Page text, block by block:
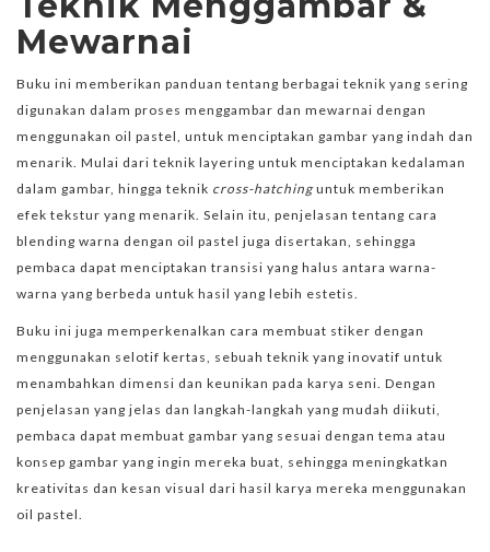
Mewarnai
Buku ini memberikan panduan tentang berbagai teknik yang sering
digunakan dalam proses menggambar dan mewarnai dengan
menggunakan oil pastel, untuk menciptakan gambar yang indah dan
menarik. Mulai dari teknik layering untuk menciptakan kedalaman
dalam gambar, hingga teknik cross-hatchinguntuk memberikan
efek tekstur yang menarik. Selain itu, penjelasan tentang cara
blending warna dengan oil pastel juga disertakan, sehingga
pembaca dapat menciptakan transisi yang halus antara warna-
warna yang berbeda untuk hasil yang lebih estetis.
Buku ini juga memperkenalkan cara membuat stiker dengan
menggunakan selotif kertas, sebuah teknik yang inovatif untuk
menambahkan dimensi dan keunikan pada karya seni. Dengan
penjelasan yang jelas dan langkah-langkah yang mudah diikuti,
pembaca dapat membuat gambar yang sesuai dengan tema atau
konsep gambar yang ingin mereka buat, sehingga meningkatkan
kreativitas dan kesan visual dari hasil karya mereka menggunakan
oil pastel.